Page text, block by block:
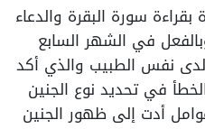
بقراءة سورة البقرة والدعاء
في الشهر السابع
نفس الطبيب والذي أكد
في تحديد نوع الجنين
أدت إلى ظهور الجنين